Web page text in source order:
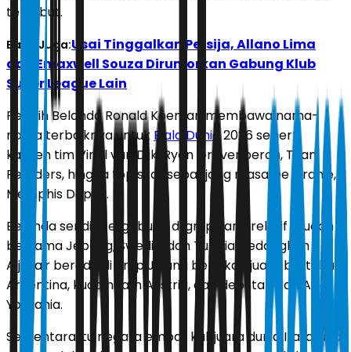
tersebut.
Baca Juga:Usai Tinggalkan Persija, Allano Lima
dan Emaxwell Souza Dirumorkan Gabung Klub
Super League Lain
Pelatih Belanda Ronald Koeman membawa nama-
nama terbaiknya untuk Piala Dunia 2026 seperti
kapten tim Virgil van Dijk, Ryan Gravenberch, Tijjani
Reijnders, hingga top skor sepanjang masa De Oranje,
Memphis Depay.
Belanda sendiri tergabung di grup yang relatif mudah
bersama Jepang, Swedia, dan Tunisia. Sedangkan
Aljazair berada di grup J yang berisikan juara bertahan
Argentina, kuda hitam Austria, dan debutan dari Asia
Yordania.
Sementara itu negara empat kali juara dunia Italia juga